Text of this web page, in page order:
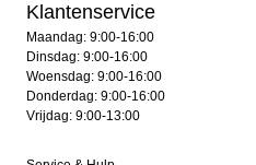
Klantenservice
Maandag: 9:00-16:00
Dinsdag: 9:00-16:00
Woensdag: 9:00-16:00
Donderdag: 9:00-16:00
Vrijdag: 9:00-13:00